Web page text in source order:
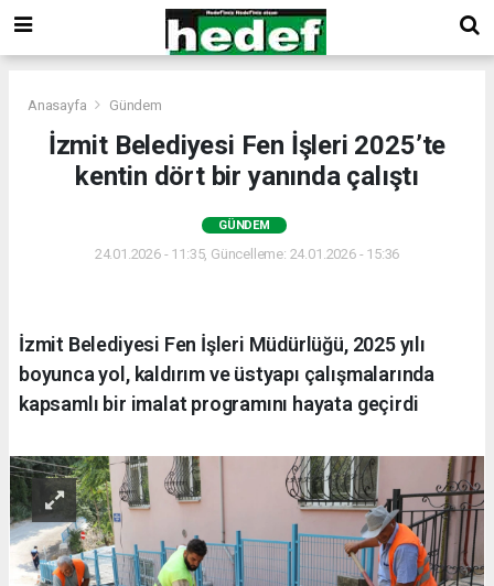
Anasayfa Gündem
İzmit Belediyesi Fen İşleri 2025’te
kentin dört bir yanında çalıştı
GÜNDEM
24.01.2026 - 11:35, Güncelleme: 24.01.2026 - 15:36
İzmit Belediyesi Fen İşleri Müdürlüğü, 2025 yılı
boyunca yol, kaldırım ve üstyapı çalışmalarında
kapsamlı bir imalat programını hayata geçirdi